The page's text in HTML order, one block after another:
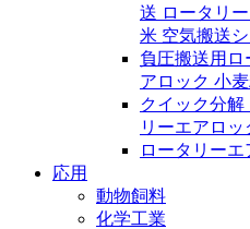
送 ロータリ
米 空気搬送
負圧搬送用
アロック 小
クイック分
リーエアロ
ロータリー
応用
動物飼料
化学工業